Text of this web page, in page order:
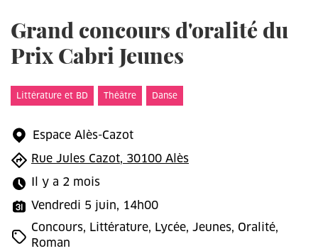
Grand concours d'oralité du
Prix Cabri Jeunes
Littérature et BD Théâtre Danse
Espace Alès-Cazot
Rue Jules Cazot, 30100 Alès
Il y a 2 mois
Vendredi 5 juin, 14h00
Concours, Littérature, Lycée, Jeunes, Oralité,
Roman